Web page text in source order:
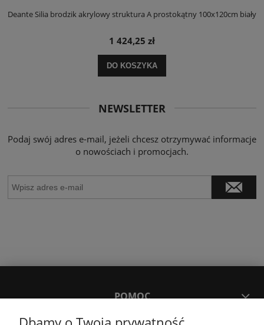
Deante Silia brodzik akrylowy struktura A prostokątny 100x120cm biały
1 424,25 zł
DO KOSZYKA
NEWSLETTER
Podaj swój adres e-mail, jeżeli chcesz otrzymywać informacje
o nowościach i promocjach.
POMOC